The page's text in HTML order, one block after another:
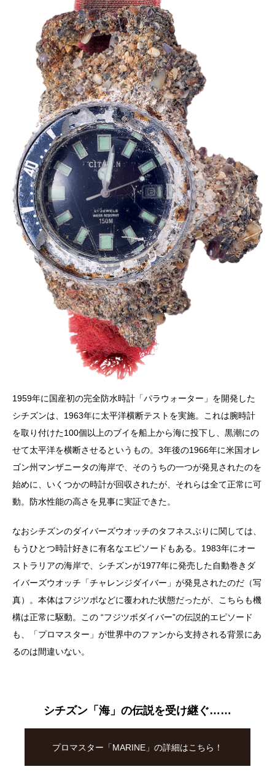
1959年に国産初の完全防水時計「パラウォーター」を開発した
シチズンは、1963年に太平洋横断テストを実施。これは腕時計
を取り付けた100個以上のブイを船上から海に投下し、黒潮にの
せて太平洋を横断させるというもの。3年後の1966年に米国オレ
ゴン州マンザニータの海岸で、そのうちの一つが発見されたのを
始めに、いくつかの時計が回収されたが、それらは全て正常に可
動。防水性能の高さを見事に実証できた。
なおシチズンのダイバーズウオッチのタフネスぶりに関しては、
もうひとつ時計好きに有名なエピソードもある。1983年にオー
ストラリアの海岸で、シチズンが1977年に発売した自動巻きダ
イバーズウオッチ「チャレンジダイバー」が発見されたのだ（写
真）。本体はフジツボなどに覆われた状態だったが、こちらも機
構は正常に駆動。この “フジツボダイバー”の伝説的エピソード
も、「プロマスター」が世界中のファンから支持される背景にあ
るのは間違いない。
シチズン「海」の伝説を受け継ぐ……
プロマスター「MARINE」の詳細はこちら！